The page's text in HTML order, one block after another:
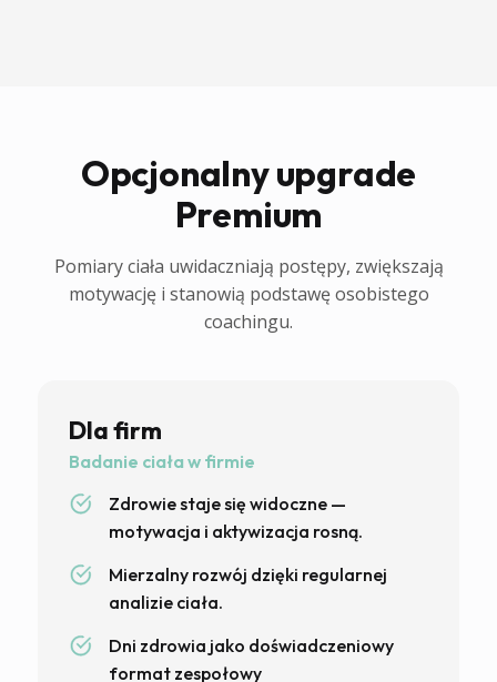
Opcjonalny upgrade
Premium
Pomiary ciała uwidaczniają postępy, zwiększają
motywację i stanowią podstawę osobistego
coachingu.
Dla firm
Badanie ciała w firmie
Zdrowie staje się widoczne —
motywacja i aktywizacja rosną.
Mierzalny rozwój dzięki regularnej
analizie ciała.
Dni zdrowia jako doświadczeniowy
format zespołowy